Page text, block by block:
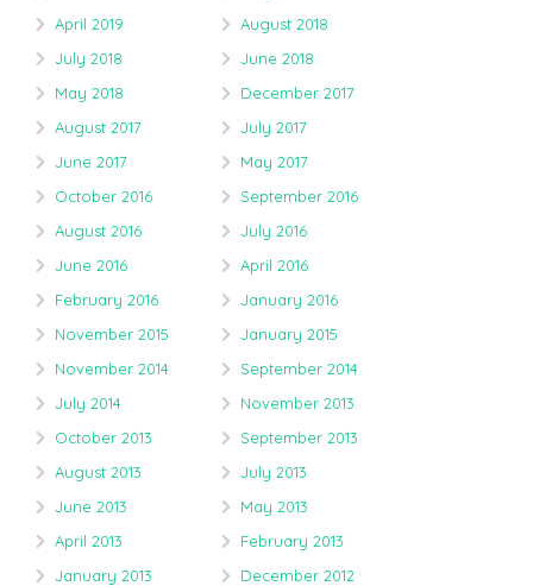
April 2019
August 2018
July 2018
June 2018
May 2018
December 2017
August 2017
July 2017
June 2017
May 2017
October 2016
September 2016
August 2016
July 2016
June 2016
April 2016
February 2016
January 2016
November 2015
January 2015
November 2014
September 2014
July 2014
November 2013
October 2013
September 2013
August 2013
July 2013
June 2013
May 2013
April 2013
February 2013
January 2013
December 2012